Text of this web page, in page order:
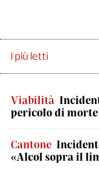
I più letti
Viabilità
pericolo di morte
Cantone
«Alcol sopra il